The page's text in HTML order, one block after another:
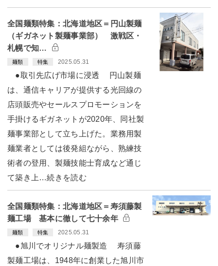
全国麺類特集：北海道地区＝円山製麺
（ギガネット製麺事業部） 激戦区・
札幌で知…
麺類 特集 2025.05.31
●取引先広げ市場に浸透 円山製麺
は、通信キャリアが提供する光回線の
店頭販売やセールスプロモーションを
手掛けるギガネットが2020年、同社製
麺事業部として立ち上げた。業務用製
麺業者としては後発組ながら、熟練技
術者の登用、製麺技能士育成など通じ
て築き上…続きを読む
全国麺類特集：北海道地区＝寿須藤製
麺工場 基本に徹して七十余年
麺類 特集 2025.05.31
●旭川でオリジナル麺製造 寿須藤
製麺工場は、1948年に創業した旭川市